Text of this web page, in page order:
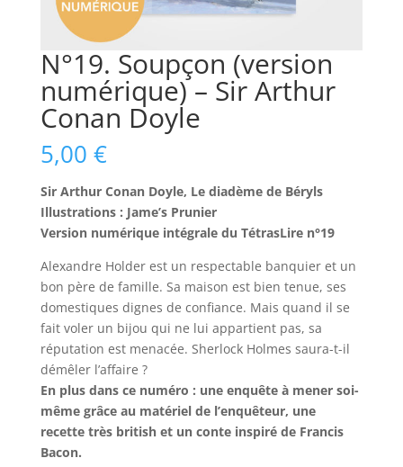
N°19. Soupçon (version
numérique) – Sir Arthur
Conan Doyle
5,00 €
Sir Arthur Conan Doyle, Le diadème de Béryls
Illustrations : Jame’s Prunier
Version numérique intégrale du TétrasLire n°19
Alexandre Holder est un respectable banquier et un
bon père de famille. Sa maison est bien tenue, ses
domestiques dignes de confiance. Mais quand il se
fait voler un bijou qui ne lui appartient pas, sa
réputation est menacée. Sherlock Holmes saura-t-il
démêler l’affaire ?
En plus dans ce numéro : une enquête à mener soi-
même grâce au matériel de l’enquêteur, une
recette très british et un conte inspiré de Francis
Bacon.